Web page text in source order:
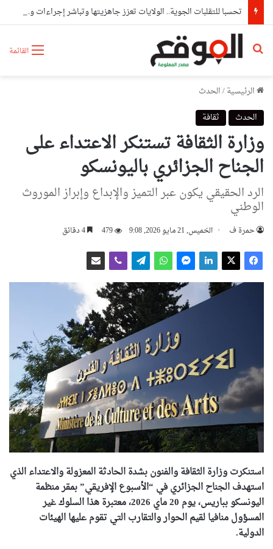
تحسبا للتقلبات الجوية.. الولايات تعزز جاهزيتها وتباشر إجراءات وقائية استباقية
القائمة بحث عن
الرئيسية/الحدث
الحدث
ثقافة
وزارة الثقافة تستنكر الاعتداء على
الجناح الجزائري باليونسكو
الرد الحقيقي يكون عبر التميز والإبداع وإبراز الموروث
الوطني
حمرة ف الخميس, 21 مايو 2026, 9:08 479
استنكرت وزارة الثقافة والفنون بشدة الحادثة المعزولة والاعتداء الذي
استهدف الجناح الجزائري في “الأسبوع الإفريقي” بمقر منظمة
اليونسكو بباريس، يوم 20 ماي 2026، معتبرة هذا السلوك غير
المسؤول منافيا لقيم الحوار والتقارب التي تقوم عليها الهيئات
الدولية.